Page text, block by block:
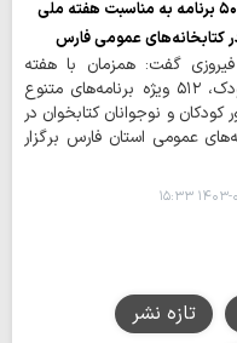
اجرای ۵۰۰ برنامه به مناسبت هفته ملی
کتابخانه‌های عمومی فارس
گفت: همزمان با هفته
ملی کودک، ۵۱۲ ویژه برنامه‌های متنوع
کودکان و نوجوانان کتابخوان در
عمومی استان فارس برگزار
۲۱ ۱۵:۳۳
تازه نشر